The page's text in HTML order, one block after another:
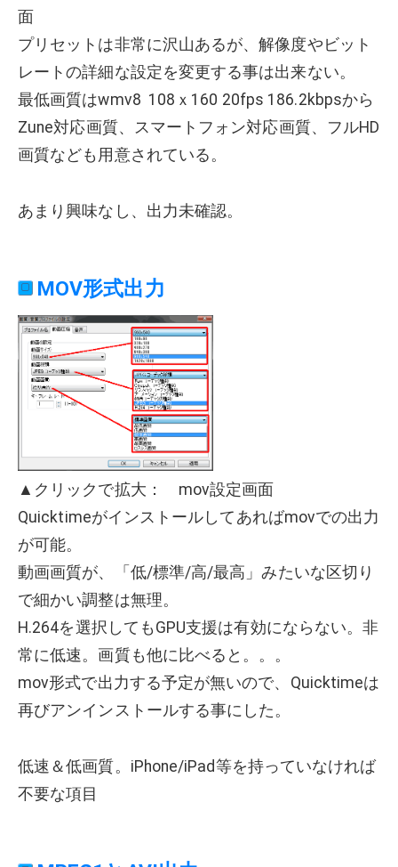
面
プリセットは非常に沢山あるが、解像度やビット
レートの詳細な設定を変更する事は出来ない。
最低画質はwmv8 108ｘ160 20fps 186.2kbpsから
Zune対応画質、スマートフォン対応画質、フルHD
画質なども用意されている。
あまり興味なし、出力未確認。
MOV形式出力
▲クリックで拡大： mov設定画面
Quicktimeがインストールしてあればmovでの出力
が可能。
動画画質が、「低/標準/高/最高」みたいな区切り
で細かい調整は無理。
H.264を選択してもGPU支援は有効にならない。非
常に低速。画質も他に比べると。。。
mov形式で出力する予定が無いので、Quicktimeは
再びアンインストールする事にした。
低速＆低画質。iPhone/iPad等を持っていなければ
不要な項目